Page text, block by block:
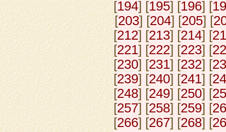
[194] [195] [196] [
[203] [204] [205] [
[212] [213] [214] [
[221] [222] [223] [
[230] [231] [232] [
[239] [240] [241] [
[248] [249] [250] [
[257] [258] [259] [
[266] [267] [268] [